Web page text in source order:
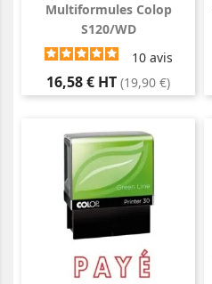
Multiformules Colop
S120/WD
10 avis
Prix
16,58 € HT (19,90 €)